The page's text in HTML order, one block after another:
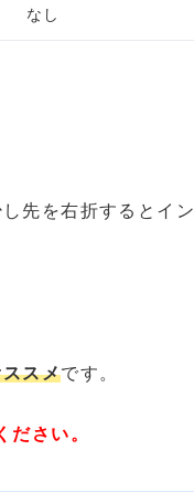
なし
先を右折するとイ
スメです。
さい。